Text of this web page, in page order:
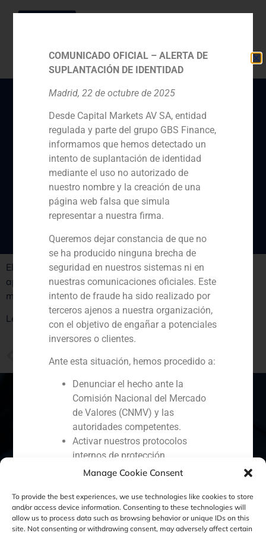
Manage Cookie Consent
To provide the best experiences, we use technologies like cookies to store
and/or access device information. Consenting to these technologies will
allow us to process data such as browsing behavior or unique IDs on this
site. Not consenting or withdrawing consent, may adversely affect certain
Juan Antonio
Samaranch, socio
fundador de GBS
Finance, elegido
vicepresidente del COI
El Comité Olímpico Internacional vuelve a contar con el
apellido Samaranch para uno de sus puestos directivos
más importantes.
Lea la noticia completa aquí
Pedro Gómez de Baeza y Juan Antonio Samaranch, fundadores de GBS Finance, analizan la expansión internacional de la firma
Portugal Colombia
Ecuador Perú Chile
COMUNICADO OFICIAL – ALERTA DE
SUPLANTACIÓN DE IDENTIDAD
Madrid, 22 de octubre de 2025
Desde Capital Markets AV SA, entidad
regulada y parte del grupo GBS Finance,
informamos que hemos detectado un
intento de suplantación de identidad
mediante el uso no autorizado de
nuestro nombre y la creación de una
página web falsa que simula
representar a nuestra firma.
Queremos dejar constancia de que no
se ha producido ninguna brecha de
seguridad en nuestros sistemas ni en
nuestras comunicaciones oficiales. Este
intento de fraude ha sido realizado por
terceros ajenos a nuestra organización,
con el objetivo de engañar a potenciales
inversores o clientes.
Ante esta situación, hemos procedido a:
Denunciar el hecho ante la
Comisión Nacional del Mercado
de Valores (CNMV) y las
autoridades competentes.
Activar nuestros protocolos
internos de protección
reputacional y colaboración con
ciberseguridad.
Recomendamos a todos nuestros
clientes, colaboradores y al público en